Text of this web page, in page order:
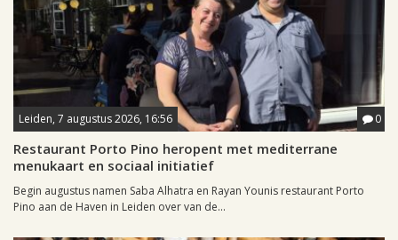
Leiden, 7 augustus 2026, 16:56 0
Restaurant Porto Pino heropent met mediterrane
menukaart en sociaal initiatief
Begin augustus namen Saba Alhatra en Rayan Younis restaurant Porto
Pino aan de Haven in Leiden over van de...